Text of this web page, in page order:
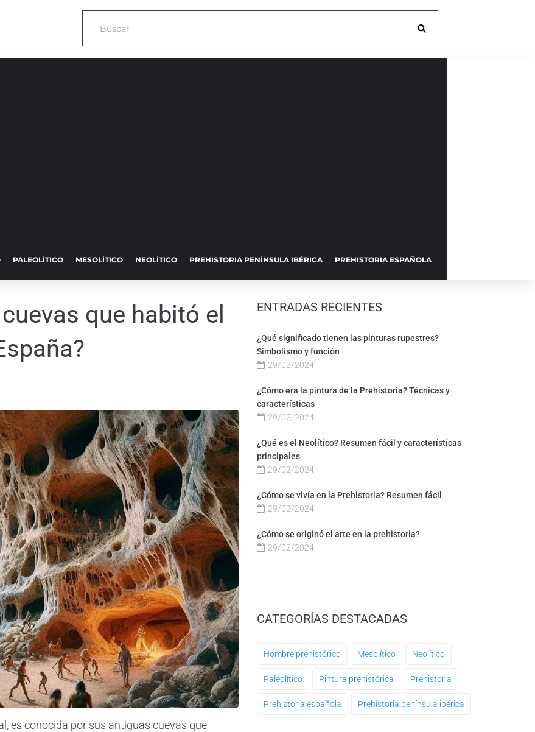
PALEOLÍTICO MESOLÍTICO NEOLÍTICO PREHISTORIA PENÍNSULA IBÉRICA PREHISTORIA ESPAÑOLA
que habitó el
es conocida por sus antiguas cuevas que
ENTRADAS RECIENTES
¿Qué significado tienen las pinturas rupestres?
Simbolismo y función
29/02/2024
¿Cómo era la pintura de la Prehistoria? Técnicas y
características
29/02/2024
¿Qué es el Neolítico? Resumen fácil y características
principales
29/02/2024
¿Cómo se vivía en la Prehistoria? Resumen fácil
29/02/2024
¿Cómo se originó el arte en la prehistoria?
29/02/2024
CATEGORÍAS DESTACADAS
Hombre prehistórico Mesolítico Neolítico
Paleolítico Pintura prehistórica Prehistoria
Prehistoria española Prehistoria península ibérica